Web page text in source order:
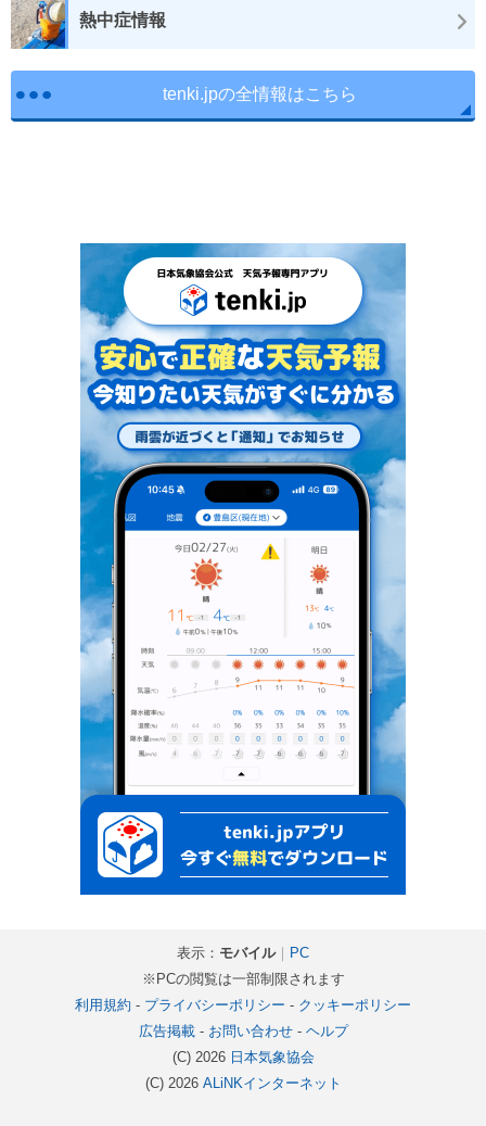
熱中症情報
tenki.jpの全情報はこちら
表示： モバイル｜ PC
※PCの閲覧は一部制限されます
利用規約 - プライバシーポリシー - クッキーポリシー
広告掲載- お問い合わせ- ヘルプ
(C) 2026 日本気象協会
(C) 2026 ALiNKインターネット